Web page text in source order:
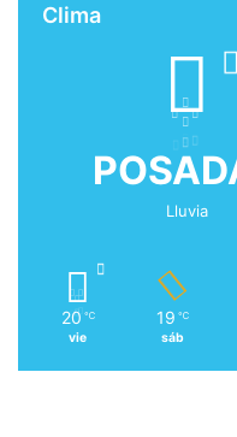
Clima
Lluvia
20 ℃
vie
19 ℃
sáb